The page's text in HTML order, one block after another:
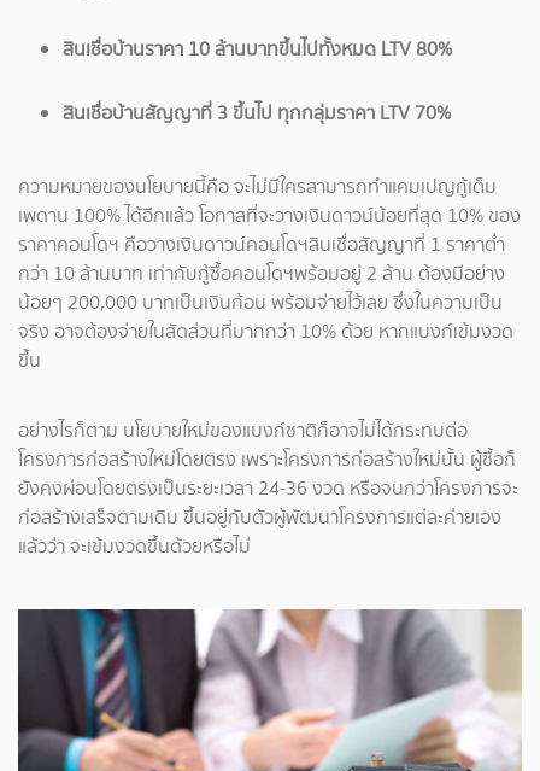
สินเชื่อบ้านราคา 10 ล้านบาทขึ้นไปทั้งหมด LTV 80%
สินเชื่อบ้านสัญญาที่ 3 ขึ้นไป ทุกกลุ่มราคา LTV 70%
ความหมายของนโยบายนี้คือ จะไม่มีใครสามารถทำแคมเปญกู้เต็ม
เพดาน 100% ได้อีกแล้ว โอกาสที่จะวางเงินดาวน์น้อยที่สุด 10% ของ
ราคาคอนโดฯ คือวางเงินดาวน์คอนโดฯสินเชื่อสัญญาที่ 1 ราคาต่ำ
กว่า 10 ล้านบาท เท่ากับกู้ซื้อคอนโดฯพร้อมอยู่ 2 ล้าน ต้องมีอย่าง
น้อยๆ 200,000 บาทเป็นเงินก้อน พร้อมจ่ายไว้เลย ซึ่งในความเป็น
จริง อาจต้องจ่ายในสัดส่วนที่มากกว่า 10% ด้วย หากแบงก์เข้มงวด
ขึ้น
อย่างไรก็ตาม นโยบายใหม่ของแบงก์ชาติก็อาจไม่ได้กระทบต่อ
โครงการก่อสร้างใหม่โดยตรง เพราะโครงการก่อสร้างใหม่นั้น ผู้ซื้อก็
ยังคงผ่อนโดยตรงเป็นระยะเวลา 24-36 งวด หรือจนกว่าโครงการจะ
ก่อสร้างเสร็จตามเดิม ขึ้นอยู่กับตัวผู้พัฒนาโครงการแต่ละค่ายเอง
แล้วว่า จะเข้มงวดขึ้นด้วยหรือไม่